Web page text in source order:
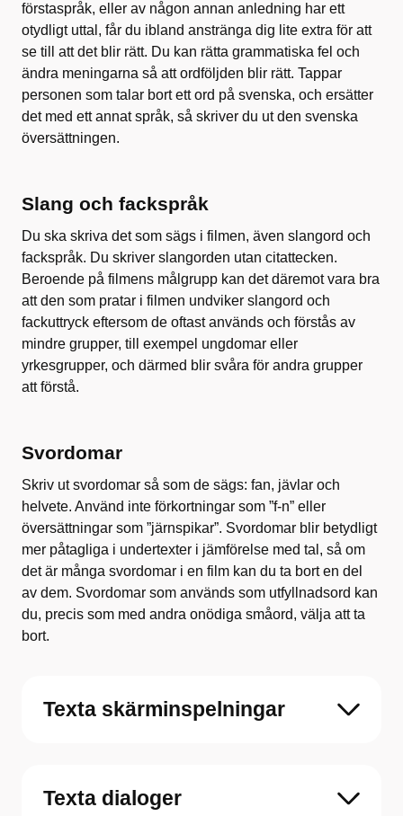
förstaspråk, eller av någon annan anledning har ett
otydligt uttal, får du ibland anstränga dig lite extra för att
se till att det blir rätt. Du kan rätta grammatiska fel och
ändra meningarna så att ordföljden blir rätt. Tappar
personen som talar bort ett ord på svenska, och ersätter
det med ett annat språk, så skriver du ut den svenska
översättningen.
Slang och fackspråk
Du ska skriva det som sägs i filmen, även slangord och
fackspråk. Du skriver slangorden utan citattecken.
Beroende på filmens målgrupp kan det däremot vara bra
att den som pratar i filmen undviker slangord och
fackuttryck eftersom de oftast används och förstås av
mindre grupper, till exempel ungdomar eller
yrkesgrupper, och därmed blir svåra för andra grupper
att förstå.
Svordomar
Skriv ut svordomar så som de sägs: fan, jävlar och
helvete. Använd inte förkortningar som ”f-n” eller
översättningar som ”järnspikar”. Svordomar blir betydligt
mer påtagliga i undertexter i jämförelse med tal, så om
det är många svordomar i en film kan du ta bort en del
av dem. Svordomar som används som utfyllnadsord kan
du, precis som med andra onödiga småord, välja att ta
bort.
Texta skärminspelningar
Texta dialoger